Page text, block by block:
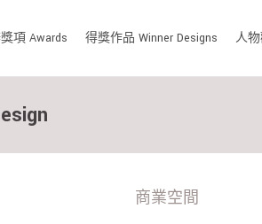
項 Awards 得獎作品 Winner Designs 人
商業空間